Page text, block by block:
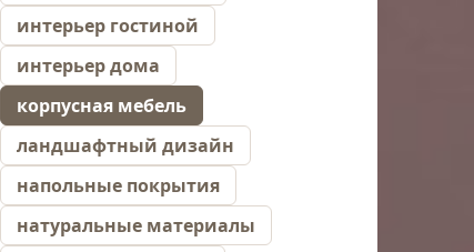
интерьер гостиной
интерьер дома
корпусная мебель
ландшафтный дизайн
напольные покрытия
натуральные материалы